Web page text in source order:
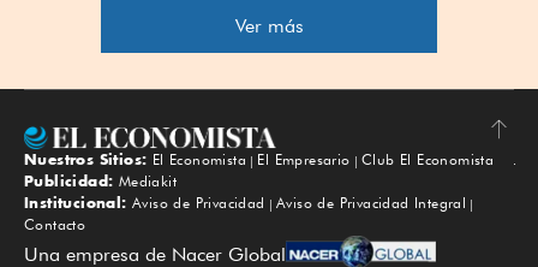
Ver más
Subir
Nuestros Sitios: El Economista El Empresario
Club El Economista
Publicidad: Mediakit
Institucional: Aviso de Privacidad
Aviso de Privacidad Integral
Contacto
Una empresa de Nacer Global